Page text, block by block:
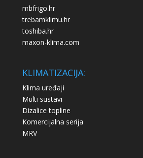
mbfrigo.hr
trebamklimu.hr
toshiba.hr
maxon-klima.com
KLIMATIZACIJA:
Klima uređaji
Multi sustavi
Dizalice topline
Komercijalna serija
MRV